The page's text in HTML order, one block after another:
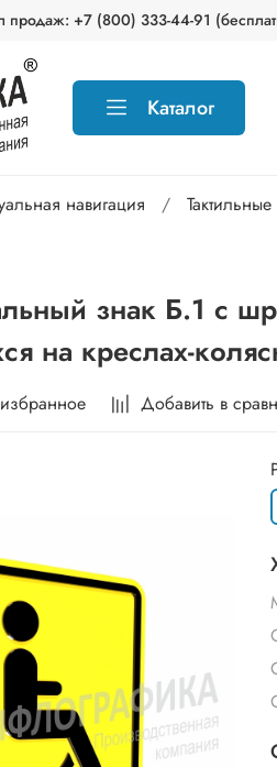
продаж: +7 (800) 333-44-91
Каталог
навигация
знак Б.1 с
на креслах-
Добавить в